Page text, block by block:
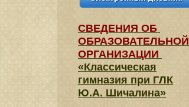
СВЕДЕНИЯ​ ОБ
ОБРАЗОВАТЕЛЬНОЙ
ОРГАНИЗАЦИИ
«Классическая
гимназия при ГЛК
Ю.А. Шичалина»